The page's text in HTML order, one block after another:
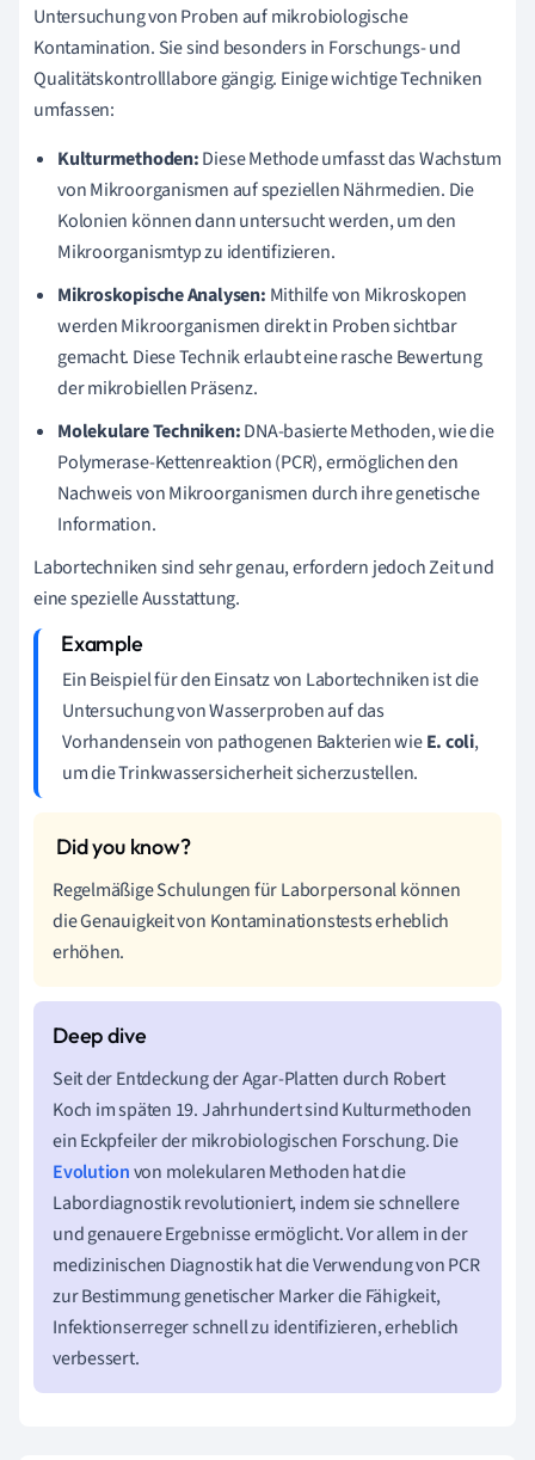
Untersuchung von Proben auf mikrobiologische
Kontamination. Sie sind besonders in Forschungs- und
Qualitätskontrolllabore gängig. Einige wichtige Techniken
umfassen:
Kulturmethoden:Diese Methode umfasst das Wachstum
von Mikroorganismen auf speziellen Nährmedien. Die
Kolonien können dann untersucht werden, um den
Mikroorganismtyp zu identifizieren.
Mikroskopische Analysen: Mithilfe von Mikroskopen
werden Mikroorganismen direkt in Proben sichtbar
gemacht. Diese Technik erlaubt eine rasche Bewertung
der mikrobiellen Präsenz.
Molekulare Techniken:DNA-basierte Methoden, wie die
Polymerase-Kettenreaktion (PCR), ermöglichen den
Nachweis von Mikroorganismen durch ihre genetische
Information.
Labortechniken sind sehr genau, erfordern jedoch Zeit und
eine spezielle Ausstattung.
Ein Beispiel für den Einsatz von Labortechniken ist die
Untersuchung von Wasserproben auf das
Vorhandensein von pathogenen Bakterien wieE. coli,
um die Trinkwassersicherheit sicherzustellen.
Regelmäßige Schulungen für Laborpersonal können
die Genauigkeit von Kontaminationstests erheblich
erhöhen.
Seit der Entdeckung der Agar-Platten durch Robert
Koch im späten 19. Jahrhundert sind Kulturmethoden
ein Eckpfeiler der mikrobiologischen Forschung. Die
Evolutionvon molekularen Methoden hat die
Labordiagnostik revolutioniert, indem sie schnellere
und genauere Ergebnisse ermöglicht. Vor allem in der
medizinischen Diagnostik hat die Verwendung von PCR
zur Bestimmung genetischer Marker die Fähigkeit,
Infektionserreger schnell zu identifizieren, erheblich
verbessert.